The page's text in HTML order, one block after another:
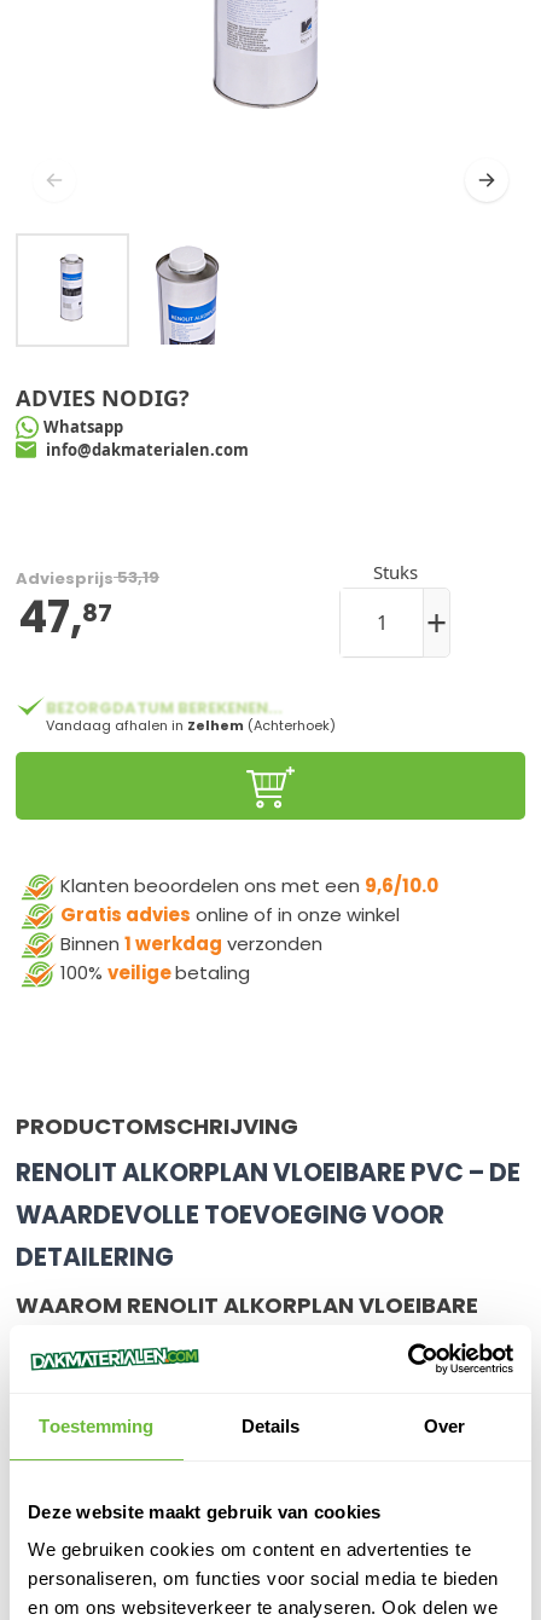
Toestemming Details Over
Deze website maakt gebruik van cookies
We gebruiken cookies om content en advertenties te
personaliseren, om functies voor social media te bieden
en om ons websiteverkeer te analyseren. Ook delen we
ADVIES NODIG?
Whatsapp
info@dakmaterialen.com
Adviesprijs53,19
47,87
Stuks
+
BEZORGDATUM BEREKENEN...
Vandaag afhalen in Zelhem (Achterhoek)
Klanten beoordelen ons met een 9,6/10.0
Gratis advies online of in onze winkel
Binnen 1 werkdag verzonden
100% veiligebetaling
PRODUCTOMSCHRIJVING
RENOLIT ALKORPLAN VLOEIBARE PVC – DE
WAARDEVOLLE TOEVOEGING VOOR
DETAILERING
WAAROM RENOLIT ALKORPLAN VLOEIBARE
We leven in een tijd waarin je behoefte hebt aan betrouwbare,
dakprojecten. Daarom bieden we je Renolit Alkorplan Vloeibare
PVC aan. Een product dat garant staat voor uitstekende kwaliteit,
DE VOORDELEN VOOR JOU ALS VERWERKER
Met Renolit Alkorplan Vloeibare PVC versterk en verbeter je
moeiteloos de details van je dakbedekking, zoals lasnaden en
prefab hoeken. Dit materiaal biedt jou als verwerker de